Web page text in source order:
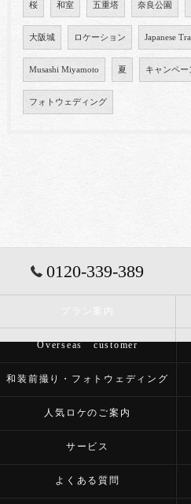
桜 和室 五重塔 奈良公園
大阪城 ロケーション Japanese
Musashi Miyamoto 夏 キャンペー
フォトウェディング
0120-339-389
Overseas customer
和装前撮り・フォトウェディング
人気ロケのご案内
サービス
よくある質問